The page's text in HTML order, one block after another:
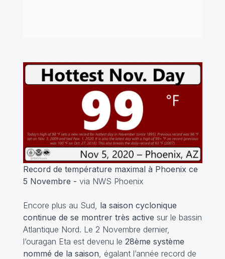
Record de température maximal à Phoenix ce
5 Novembre - via NWS Phoenix
Encore plus au Sud, la saison cyclonique
continue de se montrer très active sur le bassin
Atlantique Nord. Le 2 Novembre dernier,
l’ouragan Eta est devenu le 28ème système
nommé de la saison , égalant l’année record de